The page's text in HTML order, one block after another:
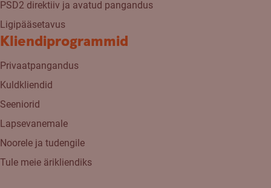
PSD2 direktiiv ja avatud pangandus
Ligipääsetavus
Kliendiprogrammid
Privaatpangandus
Kuldkliendid
Seeniorid
Lapsevanemale
Noorele ja tudengile
Tule meie ärikliendiks